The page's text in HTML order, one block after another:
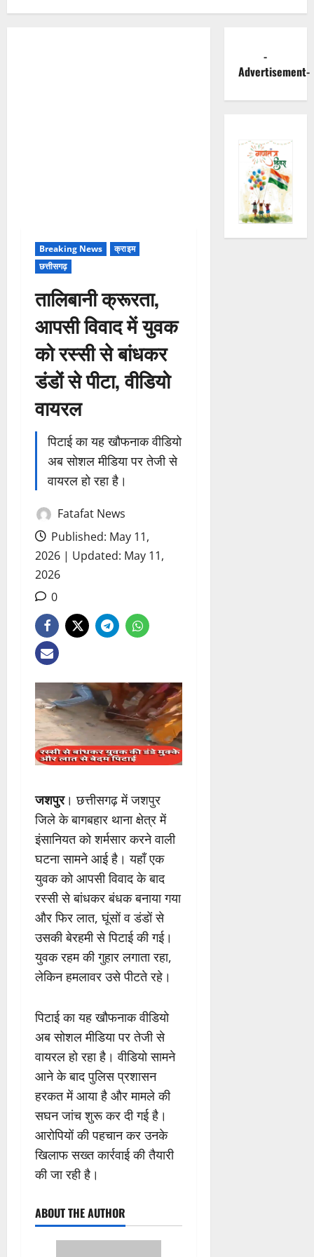
Breaking News
क्राइम
छत्तीसगढ़
तालिबानी क्रूरता,
आपसी विवाद में युवक
को रस्सी से बांधकर
डंडों से पीटा, वीडियो
वायरल
पिटाई का यह खौफनाक वीडियो
अब सोशल मीडिया पर तेजी से
वायरल हो रहा है।
Fatafat News
Published: May 11,
2026 | Updated: May 11,
2026
0
जशपुर। छत्तीसगढ़ में जशपुर
जिले के बागबहार थाना क्षेत्र में
इंसानियत को शर्मसार करने वाली
घटना सामने आई है। यहाँ एक
युवक को आपसी विवाद के बाद
रस्सी से बांधकर बंधक बनाया गया
और फिर लात, घूंसों व डंडों से
उसकी बेरहमी से पिटाई की गई।
युवक रहम की गुहार लगाता रहा,
लेकिन हमलावर उसे पीटते रहे।
पिटाई का यह खौफनाक वीडियो
अब सोशल मीडिया पर तेजी से
वायरल हो रहा है। वीडियो सामने
आने के बाद पुलिस प्रशासन
हरकत में आया है और मामले की
सघन जांच शुरू कर दी गई है।
आरोपियों की पहचान कर उनके
खिलाफ सख्त कार्रवाई की तैयारी
की जा रही है।
ABOUT THE AUTHOR
-
Advertisement-